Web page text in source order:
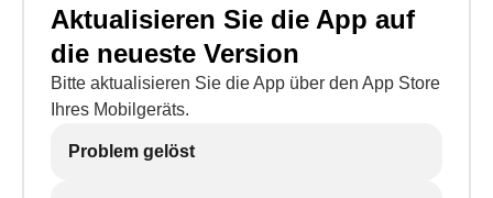
Aktualisieren Sie die App auf
die neueste Version
Bitte aktualisieren Sie die App über den App Store
Ihres Mobilgeräts.
Problem gelöst